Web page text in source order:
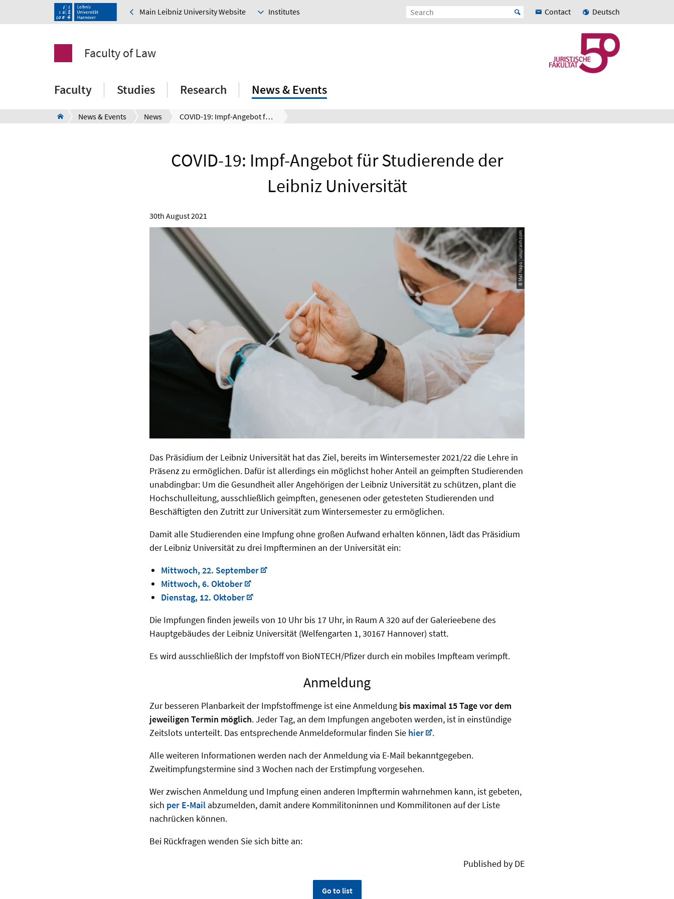
Main Leibniz University Website Institutes Contact Deutsch
Faculty of Law
Faculty Studies Research News & Events
News & Events News COVID-19: Impf-Angebot für Studierende der Leibniz Universität
COVID-19: Impf-Angebot für Studierende der
Leibniz Universität
30th August 2021
© Mat Napo | unsplash.com
Das Präsidium der Leibniz Universität hat das Ziel, bereits im Wintersemester 2021/22 die Lehre in
Präsenz zu ermöglichen. Dafür ist allerdings ein möglichst hoher Anteil an geimpften Studierenden
unabdingbar: Um die Gesundheit aller Angehörigen der Leibniz Universität zu schützen, plant die
Hochschulleitung, ausschließlich geimpften, genesenen oder getesteten Studierenden und
Beschäftigten den Zutritt zur Universität zum Wintersemester zu ermöglichen.
Damit alle Studierenden eine Impfung ohne großen Aufwand erhalten können, lädt das Präsidium
der Leibniz Universität zu drei Impfterminen an der Universität ein:
Mittwoch, 22. September
Mittwoch, 6. Oktober
Dienstag, 12. Oktober
Die Impfungen finden jeweils von 10 Uhr bis 17 Uhr, in Raum A 320 auf der Galerieebene des
Hauptgebäudes der Leibniz Universität (Welfengarten 1, 30167 Hannover) statt.
Es wird ausschließlich der Impfstoff von BioNTECH/Pfizer durch ein mobiles Impfteam verimpft.
Anmeldung
Zur besseren Planbarkeit der Impfstoffmenge ist eine Anmeldung bis maximal 15 Tage vor dem
jeweiligen Termin möglich. Jeder Tag, an dem Impfungen angeboten werden, ist in einstündige
Zeitslots unterteilt. Das entsprechende Anmeldeformular finden Sie hier
.
Alle weiteren Informationen werden nach der Anmeldung via E-Mail bekanntgegeben.
Zweitimpfungstermine sind 3 Wochen nach der Erstimpfung vorgesehen.
Wer zwischen Anmeldung und Impfung einen anderen Impftermin wahrnehmen kann, ist gebeten,
sich per E-Mail abzumelden, damit andere Kommilitoninnen und Kommilitonen auf der Liste
nachrücken können.
Bei Rückfragen wenden Sie sich bitte an:
Published by DE
Go to list